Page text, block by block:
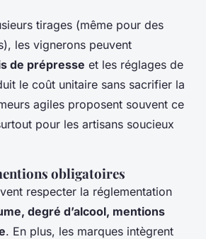
tirages (même pour des
les vignerons peuvent
de prépresse et les réglages de
le coût unitaire sans sacrifier la
agiles proposent souvent ce
pour les artisans soucieux
obligatoires
respecter la réglementation
degré d’alcool, mentions
. En plus, les marques intègrent